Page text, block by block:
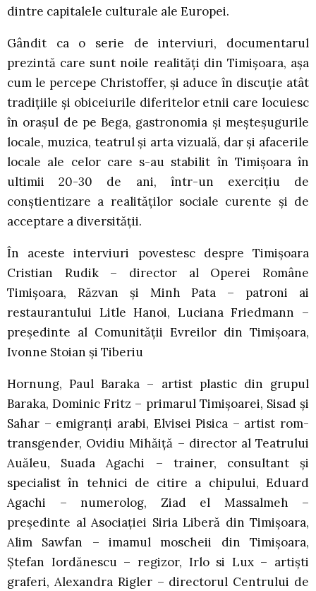
dintre capitalele culturale ale Europei.
Gândit ca o serie de interviuri, documentarul
prezintă care sunt noile realități din Timișoara, așa
cum le percepe Christoffer, și aduce în discuție atât
tradițiile și obiceiurile diferitelor etnii care locuiesc
în orașul de pe Bega, gastronomia și meșteșugurile
locale, muzica, teatrul și arta vizuală, dar și afacerile
locale ale celor care s-au stabilit în Timișoara în
ultimii 20-30 de ani, într-un exercițiu de
conștientizare a realităților sociale curente și de
acceptare a diversității.
În aceste interviuri povestesc despre Timișoara
Cristian Rudik – director al Operei Române
Timișoara, Răzvan și Minh Pata – patroni ai
restaurantului Litle Hanoi, Luciana Friedmann –
președinte al Comunității Evreilor din Timișoara,
Ivonne Stoian și Tiberiu
Hornung, Paul Baraka – artist plastic din grupul
Baraka, Dominic Fritz – primarul Timișoarei, Sisad și
Sahar – emigranți arabi, Elvisei Pisica – artist rom-
transgender, Ovidiu Mihăiță – director al Teatrului
Auăleu, Suada Agachi – trainer, consultant și
specialist în tehnici de citire a chipului, Eduard
Agachi – numerolog, Ziad el Massalmeh –
președinte al Asociației Siria Liberă din Timișoara,
Alim Sawfan – imamul moscheii din Timișoara,
Ștefan Iordănescu – regizor, Irlo si Lux – artiști
graferi, Alexandra Rigler – directorul Centrului de